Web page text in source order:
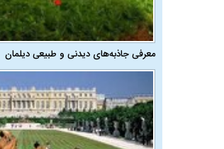
معرفی جاذبه‌های دیدنی و طبیعی دیلمان